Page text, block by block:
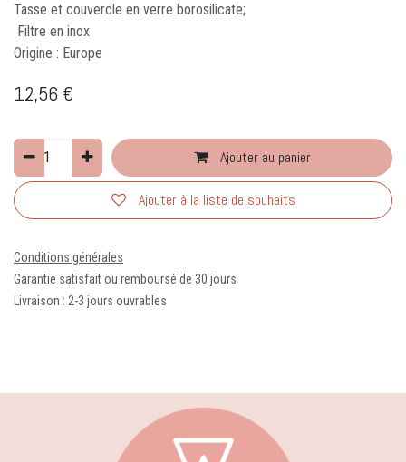
Tasse et couvercle en verre borosilicate;
Filtre en inox
Origine : Europe
12,56 €
Ajouter au panier
Ajouter à la liste de souhaits
Conditions générales
Garantie satisfait ou remboursé de 30 jours
Livraison : 2-3 jours ouvrables